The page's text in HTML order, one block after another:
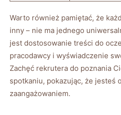
Warto również pamiętać, że
inny – nie ma jednego
jest dostosowanie treści do
pracodawcy i wyświadczenie
Zachęć rekrutera do poznania
spotkaniu, pokazując, że jesteś
zaangażowaniem.